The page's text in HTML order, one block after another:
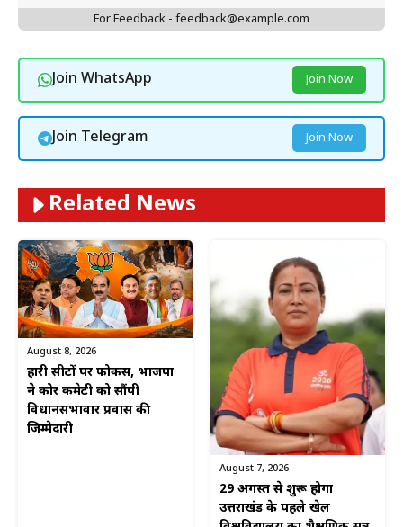
For Feedback - feedback@example.com
Join WhatsApp Join Now
Join Telegram Join Now
Related News
August 8, 2026
हारी सीटों पर फोकस, भाजपा
ने कोर कमेटी को सौंपी
विधानसभावार प्रवास की
जिम्मेदारी
August 7, 2026
29 अगस्त से शुरू होगा
उत्तराखंड के पहले खेल